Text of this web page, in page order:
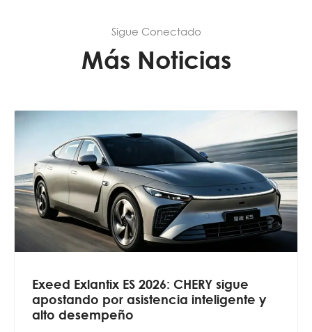
Sigue Conectado
Más Noticias
Exeed Exlantix ES 2026: CHERY sigue
apostando por asistencia inteligente y
alto desempeño